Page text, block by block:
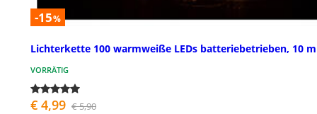
-15%
Lichterkette 100 warmweiße LEDs batteriebetrieben, 10 m
VORRÄTIG
€ 4,99 € 5,90